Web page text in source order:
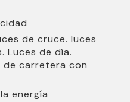
de cruce. luces
Luces de día.
de carretera con
energía